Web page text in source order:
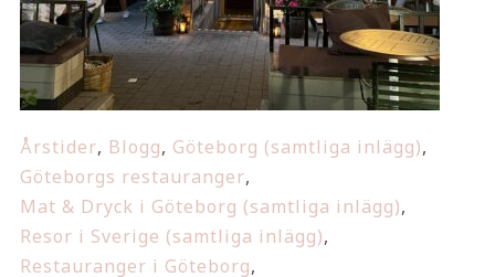
Årstider, Blogg, Göteborg (samtliga inlägg),
Göteborgs restauranger,
Mat & Dryck i Göteborg (samtliga inlägg),
Resor i Sverige (samtliga inlägg),
Restauranger i Göteborg,